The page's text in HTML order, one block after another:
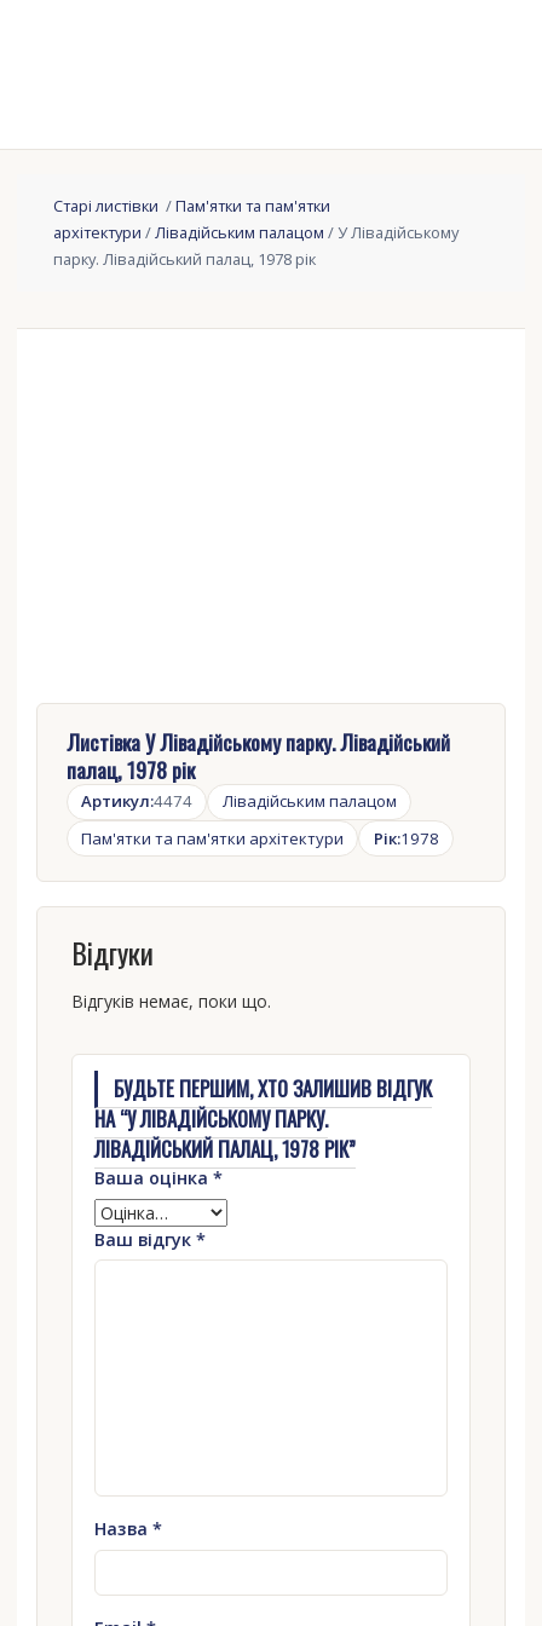
Старі листівки /Пам'ятки та пам'ятки
архітектури /Лівадійським палацом / У Лівадійському
парку. Лівадійський палац, 1978 рік
Листівка У Лівадійському парку. Лівадійський
палац, 1978 рік
Артикул:4474
Лівадійським палацом
Пам'ятки та пам'ятки архітектури
Рік:1978
Відгуки
Відгуків немає, поки що.
БУДЬТЕ ПЕРШИМ, ХТО ЗАЛИШИВ ВІДГУК
НА “У ЛІВАДІЙСЬКОМУ ПАРКУ.
ЛІВАДІЙСЬКИЙ ПАЛАЦ, 1978 РІК”
Ваша оцінка *
Ваш відгук *
Назва *